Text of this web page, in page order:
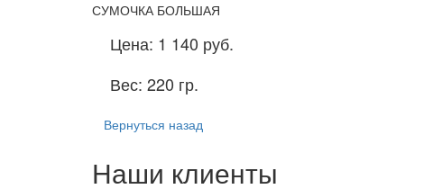
СУМОЧКА БОЛЬШАЯ
Цена: 1 140 руб.
Вес: 220 гр.
Вернуться назад
Наши клиенты